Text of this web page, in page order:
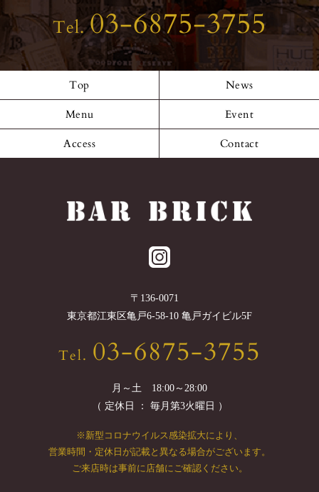
Tel.03-6875-3755
Top News
Menu Event
Access Contact
〒 136-0071
東京都江東区亀戸6-58-10 亀戸ガイビル5F
Tel. 03-6875-3755
月～土 18:00～28:00
（ 定休日 ： 毎月第3火曜日 ）
※新型コロナウイルス感染拡大により、
営業時間・定休日が記載と異なる場合がございます。
ご来店時は事前に店舗にご確認ください。